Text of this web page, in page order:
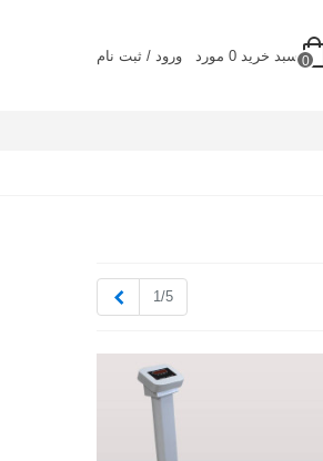
0 سبد خرید 0 مورد ورود / ثبت نام
1/5